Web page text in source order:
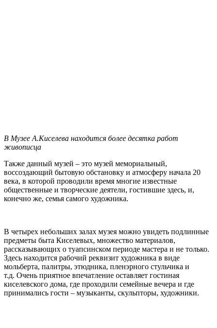
В Музее А.Киселева находится более десятка работ
живописца
Также данный музей – это музей мемориальный,
воссоздающий бытовую обстановку и атмосферу начала 20
века, в которой проводили время многие известные
общественные и творческие деятели, гостившие здесь, и,
конечно же, семья самого художника.
В четырех небольших залах музея можно увидеть подлинные
предметы быта Киселевых, множество материалов,
рассказывающих о туапсинском периоде мастера и не только.
Здесь находится рабочий реквизит художника в виде
мольберта, палитры, этюдника, пленэрного стульчика и
т.д. Очень приятное впечатление оставляет гостиная
киселевского дома, где проходили семейные вечера и где
принимались гости – музыканты, скульпторы, художники.